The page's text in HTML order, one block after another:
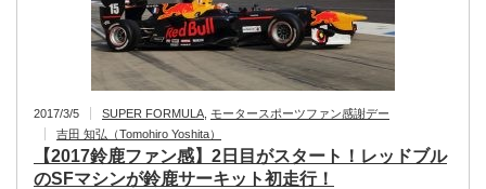
2017/3/5 SUPER FORMULA モータースポーツファン感謝デー
吉田 知弘（Tomohiro Yoshita）
【2017鈴鹿ファン感】2日目がスタート！レッドブル
のSFマシンが鈴鹿サーキット初走行！